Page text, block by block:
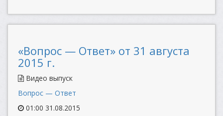
«Вопрос — Ответ» от 31 августа
2015 г.
Видео выпуск
Вопрос — Ответ
01:00 31.08.2015